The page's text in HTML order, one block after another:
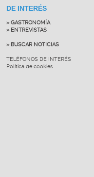
DE INTERÉS
» GASTRONOMÍA
» ENTREVISTAS
» BUSCAR NOTICIAS
TELÉFONOS DE INTERÉS
Política de cookies